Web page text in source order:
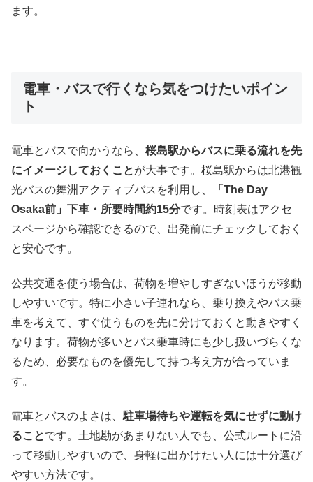
ます。
電車・バスで行くなら気をつけたいポイン
ト
電車とバスで向かうなら、 桜島駅からバスに乗る流れを先
にイメージしておくことが大事です。桜島駅からは北港観
光バスの舞洲アクティブバスを利用し、
「The Day
Osaka前」下車・所要時間約15分です。時刻表はアクセ
スページから確認できるので、出発前にチェックしておく
と安心です。
公共交通を使う場合は、荷物を増やしすぎないほうが移動
しやすいです。特に小さい子連れなら、乗り換えやバス乗
車を考えて、すぐ使うものを先に分けておくと動きやすく
なります。荷物が多いとバス乗車時にも少し扱いづらくな
るため、必要なものを優先して持つ考え方が合っていま
す。
電車とバスのよさは、駐車場待ちや運転を気にせずに動け
ることです。土地勘があまりない人でも、公式ルートに沿
って移動しやすいので、身軽に出かけたい人には十分選び
やすい方法です。